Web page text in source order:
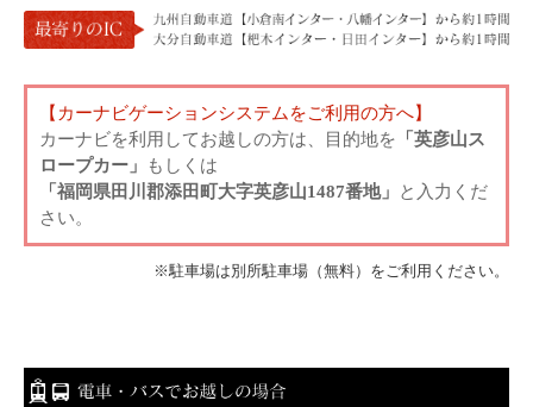
【カーナビゲーションシステムをご利用の方へ】
カーナビを利用してお越しの方は、目的地を 「英彦山ス
ロープカー」
もしくは
「福岡県田川郡添田町大字英彦山1487番地」
と入力くだ
さい。
※駐車場は別所駐車場（無料）をご利用ください。